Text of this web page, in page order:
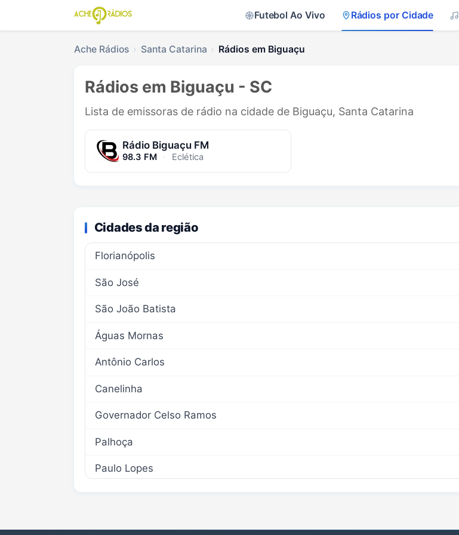
Futebol Ao Vivo Rádios por Cidade
Ache Rádios Santa Catarina Rádios em Biguaçu
Rádios em Biguaçu - SC
Lista de emissoras de rádio na cidade de Biguaçu, Santa Catarina
Rádio Biguaçu FM
98.3 FM · Eclética
Cidades da região
Florianópolis
São José
São João Batista
Águas Mornas
Antônio Carlos
Canelinha
Governador Celso Ramos
Palhoça
Paulo Lopes